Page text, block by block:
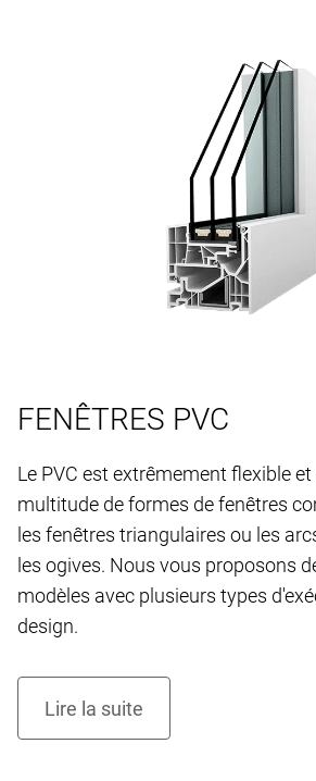
FENÊTRES PVC
Le PVC est extrêmement flexible
multitude de formes de fenêtres
les fenêtres triangulaires ou les
les ogives. Nous vous proposons
modèles avec plusieurs types
design.